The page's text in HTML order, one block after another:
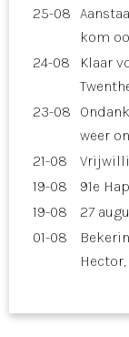
25-08
kom
24-08
Klaar
23-08
weer
21-08
19-08
91e
19-08
27
01-08